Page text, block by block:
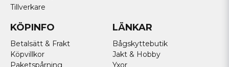
Tillverkare
KÖPINFO
Betalsätt & Frakt
Köpvillkor
Paketspårning
LÄNKAR
Bågskyttebutik
Jakt & Hobby
Yxor